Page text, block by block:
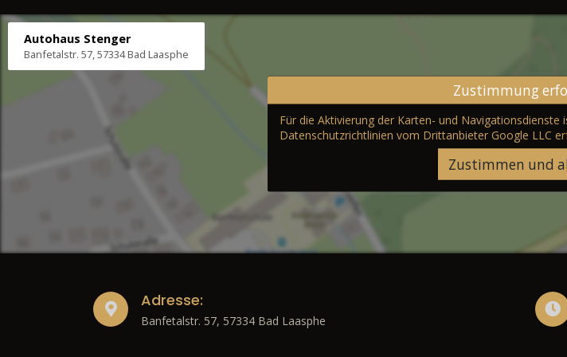
Autohaus Stenger
Banfetalstr. 57, 57334 Bad Laasphe
Zustimmung
Für die Aktivierung der Karten- und Navigationsdienste
Datenschutzrichtlinien vom Drittanbieter Google LLC
Zustimmen und
Adresse:
Banfetalstr. 57, 57334 Bad Laasphe